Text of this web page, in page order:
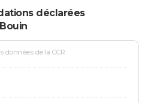
déclarées
données de la CCR